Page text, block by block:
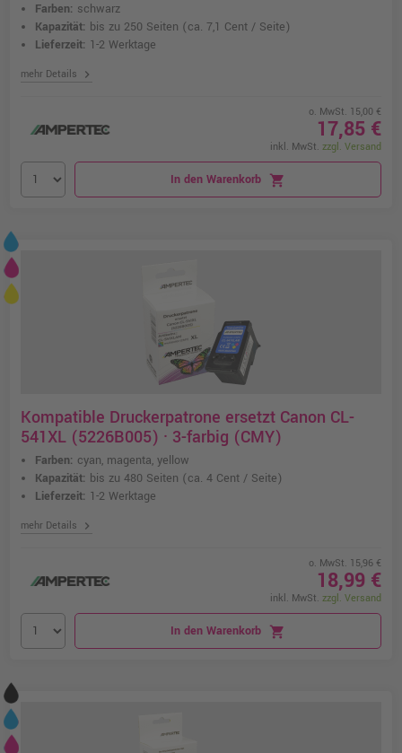
Farben: schwarz
Kapazität: bis zu 250 Seiten (ca. 7,1 Cent / Seite)
Lieferzeit: 1-2 Werktage
mehr Details chevron_right
o. MwSt. 15,00 €
17,85 €
inkl. MwSt. zzgl. Versand
In den Warenkorb shopping_cart
Kompatible Druckerpatrone ersetzt Canon CL-
541XL (5226B005) · 3-farbig (CMY)
Farben: cyan, magenta, yellow
Kapazität: bis zu 480 Seiten (ca. 4 Cent / Seite)
Lieferzeit: 1-2 Werktage
mehr Details chevron_right
o. MwSt. 15,96 €
18,99 €
inkl. MwSt. zzgl. Versand
In den Warenkorb shopping_cart